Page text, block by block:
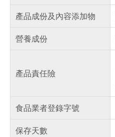
產品成份及內容添加物
營養成份
產品責任險
食品業者登錄字號
保存天數